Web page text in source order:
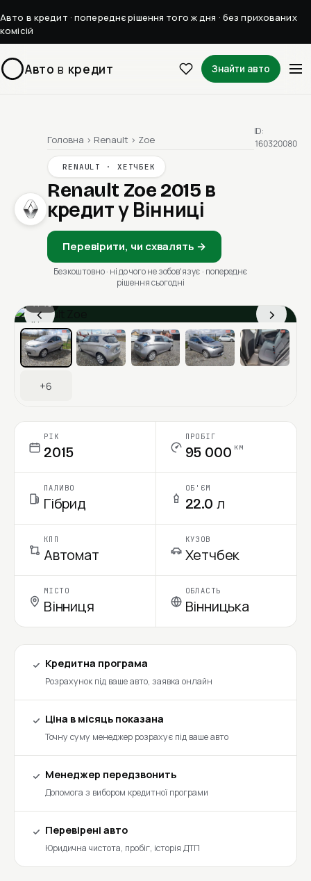
Авто в кредит · попереднє рішення того ж дня · без прихованих
комісій
Авто в кредит Знайти авто
Головна › Renault › Zoe
RENAULT · ХЕТЧБЕК
Renault Zoe 2015 в
кредит у Вінниці
Перевірити, чи схвалять →
Безкоштовно · ні до чого не зобовʼязує · попереднє
рішення сьогодні
ID:
160320080
‹ ›
1 / 13
Ціна в місяць
+6
РІК
2015
ПРОБІГ
95 000 км
ПАЛИВО
Гібрид
ОБ'ЄМ
22.0 л
КПП
Автомат
КУЗОВ
Хетчбек
МІСТО
Вінниця
ОБЛАСТЬ
Вінницька
Кредитна програма
Розрахунок під ваше авто, заявка онлайн
Ціна в місяць показана
Точну суму менеджер розрахує під ваше авто
Менеджер передзвонить
Допомога з вибором кредитної програми
Перевірені авто
Юридична чистота, пробіг, історія ДТП